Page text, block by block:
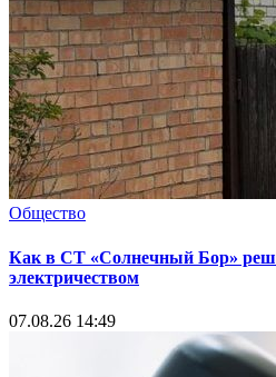
Общество
Как в СТ «Солнечный Бор»
электричеством
07.08.26 14:49